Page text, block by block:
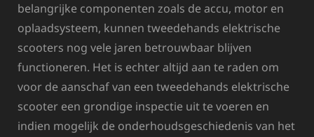
belangrijke componenten zoals de accu, motor en
oplaadsysteem, kunnen tweedehands elektrische
scooters nog vele jaren betrouwbaar blijven
functioneren. Het is echter altijd aan te raden om
voor de aanschaf van een tweedehands elektrische
scooter een grondige inspectie uit te voeren en
indien mogelijk de onderhoudsgeschiedenis van het